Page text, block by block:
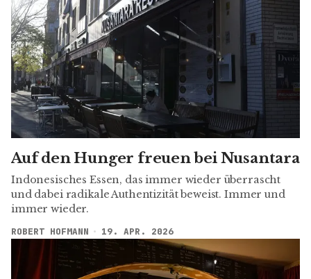
Auf den Hunger freuen bei Nusantara
Indonesisches Essen, das immer wieder überrascht
und dabei radikale Authentizität beweist. Immer und
immer wieder.
ROBERT HOFMANN 19. APR. 2026